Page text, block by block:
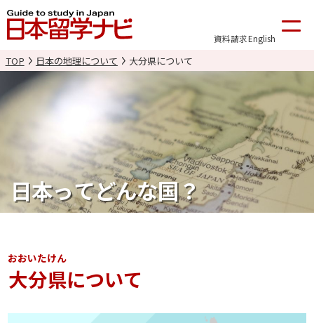
資料請求English
TOP 日本の地理について 大分県について
日本ってどんな国？
大分県
おおいたけん
について